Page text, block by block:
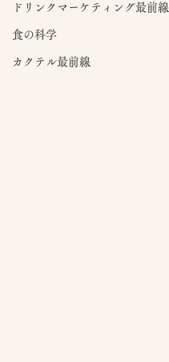
ドリンクマーケティング最前線
食の科学
カクテル最前線